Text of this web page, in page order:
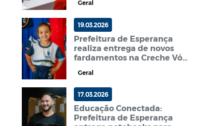
Geral
19.03.2026
Prefeitura de Esperança
realiza entrega de novos
fardamentos na Creche Vó
Geral
17.03.2026
Educação Conectada:
Prefeitura de Esperança